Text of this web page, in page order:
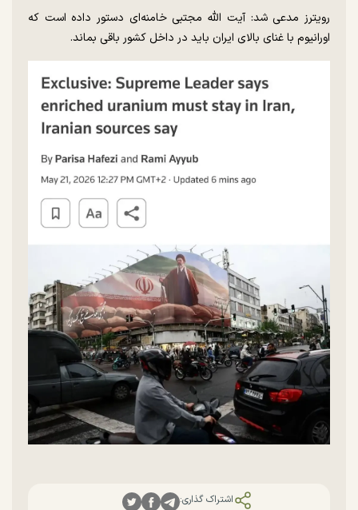
رویترز مدعی شد: آیت الله مجتبی خامنه‌ای دستور داده است که
اورانیوم با غنای بالای ایران باید در داخل کشور باقی بماند.
اشتراک گذاری: